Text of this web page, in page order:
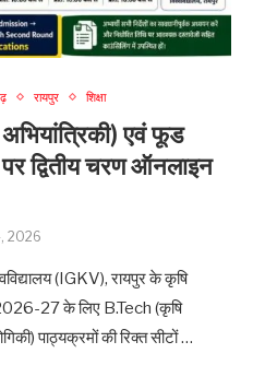
रायपुर शिक्षा
एवं फूड
द्वितीय चरण ऑनलाइन
2026
(IGKV), रायपुर के कृषि
27 के लिए B.Tech (कृषि
पाठ्यक्रमों की रिक्त सीटों …